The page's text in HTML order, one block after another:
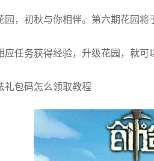
园，初秋与你相伴。第六期花园将
应任务获得经验，升级花园，就
礼包码怎么领取教程